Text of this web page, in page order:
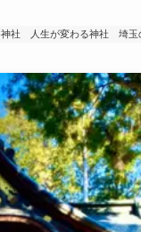
社 人生が変わる神社 埼玉